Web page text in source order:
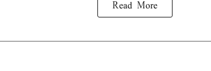
Read More